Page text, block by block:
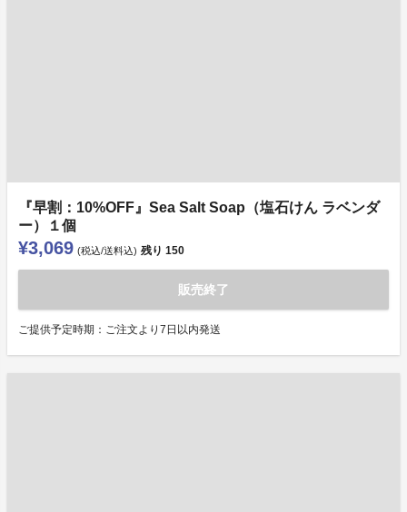
『早割：10%OFF』Sea Salt Soap（塩石けん ラベンダ
ー）１個
¥3,069 (税込/送料込) 残り 150
販売終了
ご提供予定時期：ご注文より7日以内発送